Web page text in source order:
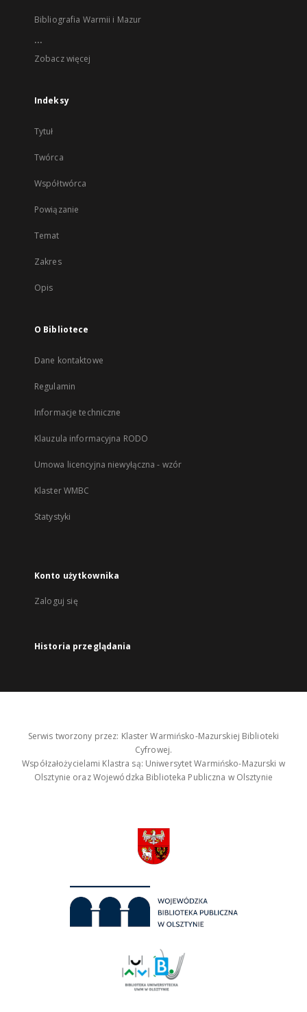
Bibliografia Warmii i Mazur
...
Zobacz więcej
Indeksy
Tytuł
Twórca
Współtwórca
Powiązanie
Temat
Zakres
Opis
O Bibliotece
Dane kontaktowe
Regulamin
Informacje techniczne
Klauzula informacyjna RODO
Umowa licencyjna niewyłączna - wzór
Klaster WMBC
Statystyki
Konto użytkownika
Zaloguj się
Historia przeglądania
Serwis tworzony przez: Klaster Warmińsko-Mazurskiej Biblioteki
Cyfrowej.
Współzałożycielami Klastra są: Uniwersytet Warmińsko-Mazurski w
Olsztynie oraz Wojewódzka Biblioteka Publiczna w Olsztynie